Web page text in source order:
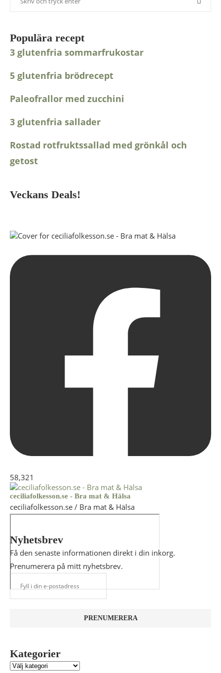
Populära recept
3 glutenfria sommarfrukostar
5 glutenfria brödrecept
Paleofrallor med zucchini
3 glutenfria sallader
Rostad rotfruktssallad med grönkål och
getost
Veckans Deals!
58,321
ceciliafolkesson.se - Bra mat & Hälsa
ceciliafolkesson.se / Bra mat & Hälsa
Nyhetsbrev
Få den senaste informationen direkt i din inkorg.
Prenumerera på mitt nyhetsbrev.
Kategorier